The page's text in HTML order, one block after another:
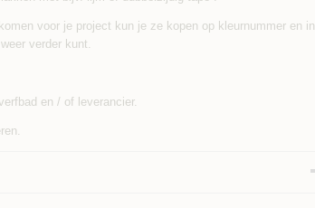
voor je project kun je ze kopen op kleurnummer en in
verder kunt.
en / of leverancier.